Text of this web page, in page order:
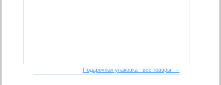
Подарочная упаковка - все товары →